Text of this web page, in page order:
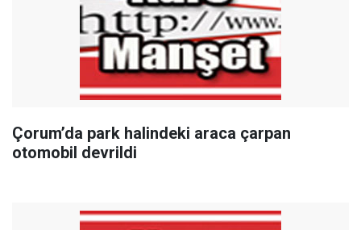
Çorum’da park halindeki araca çarpan
otomobil devrildi